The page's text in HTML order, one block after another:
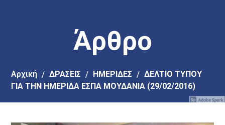
Άρθρο
Αρχική ΔΡΑΣΕΙΣ ΗΜΕΡΙΔΕΣ
ΔΕΛΤΙΟ ΤΥΠΟΥ
ΓΙΑ ΤΗΝ ΗΜΕΡΙΔΑ ΕΣΠΑ ΜΟΥΔΑΝΙΑ (29/02/2016)